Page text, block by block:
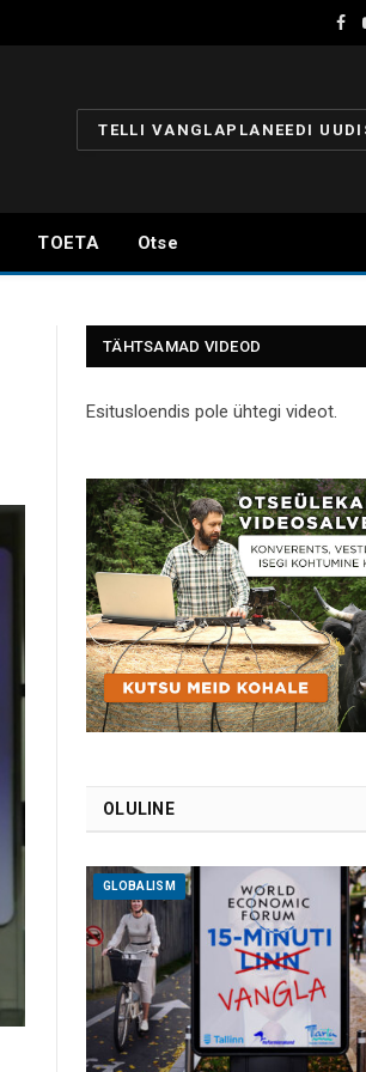
TELLI VANGLAPLANEEDI
TOETA Otse
TÄHTSAMAD VIDEOD
Esitusloendis pole ühtegi videot.
OLULINE
GLOBALISM